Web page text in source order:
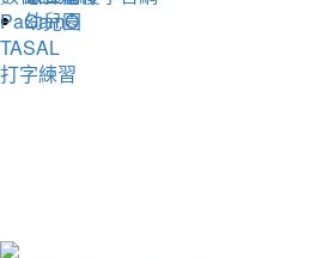
幼兒園
PaGamO
TASAL
打字練習